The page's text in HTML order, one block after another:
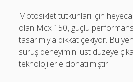
Motosiklet tutkunları için
olan Mcx 150, güçlü
tasarımıyla dikkat çekiyor. Bu
sürüş deneyimini üst düzeye
teknolojilerle donatılmıştır.